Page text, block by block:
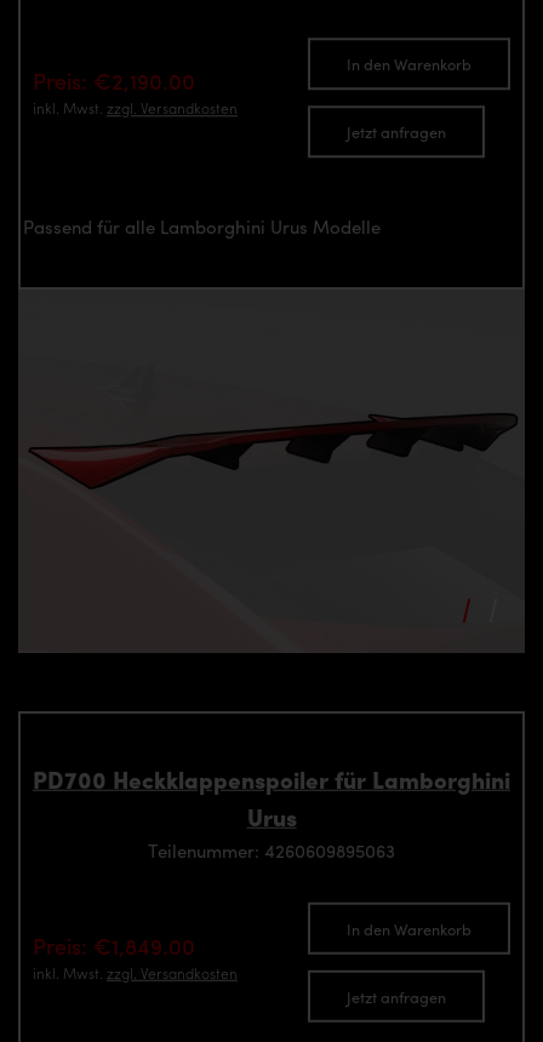
Preis: €2,190.00
inkl. Mwst. zzgl. Versandkosten
In den Warenkorb
Jetzt anfragen
Passend für alle Lamborghini Urus Modelle
PD700 Heckklappenspoiler für Lamborghini
Urus
Teilenummer: 4260609895063
Preis: €1,849.00
inkl. Mwst. zzgl. Versandkosten
In den Warenkorb
Jetzt anfragen